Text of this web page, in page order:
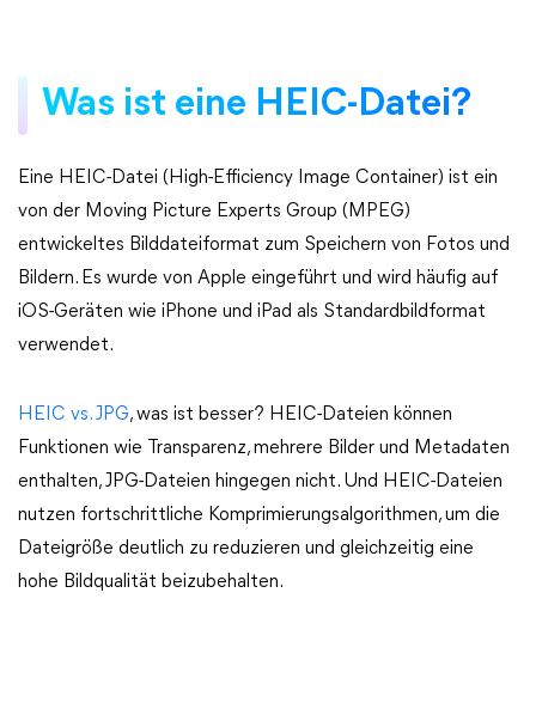
Was ist eine HEIC-Datei?
Eine HEIC-Datei (High-Efficiency Image Container) ist ein
von der Moving Picture Experts Group (MPEG)
entwickeltes Bilddateiformat zum Speichern von Fotos und
Bildern. Es wurde von Apple eingeführt und wird häufig auf
iOS-Geräten wie iPhone und iPad als Standardbildformat
verwendet.
HEIC vs. JPG, was ist besser? HEIC-Dateien können
Funktionen wie Transparenz, mehrere Bilder und Metadaten
enthalten, JPG-Dateien hingegen nicht. Und HEIC-Dateien
nutzen fortschrittliche Komprimierungsalgorithmen, um die
Dateigröße deutlich zu reduzieren und gleichzeitig eine
hohe Bildqualität beizubehalten.